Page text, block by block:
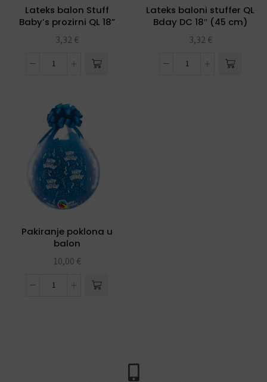
Lateks balon Stuff
Baby’s prozirni QL 18”
3,32 €
Lateks baloni stuffer QL
Bday DC 18″ (45 cm)
3,32 €
Pakiranje poklona u
balon
10,00 €